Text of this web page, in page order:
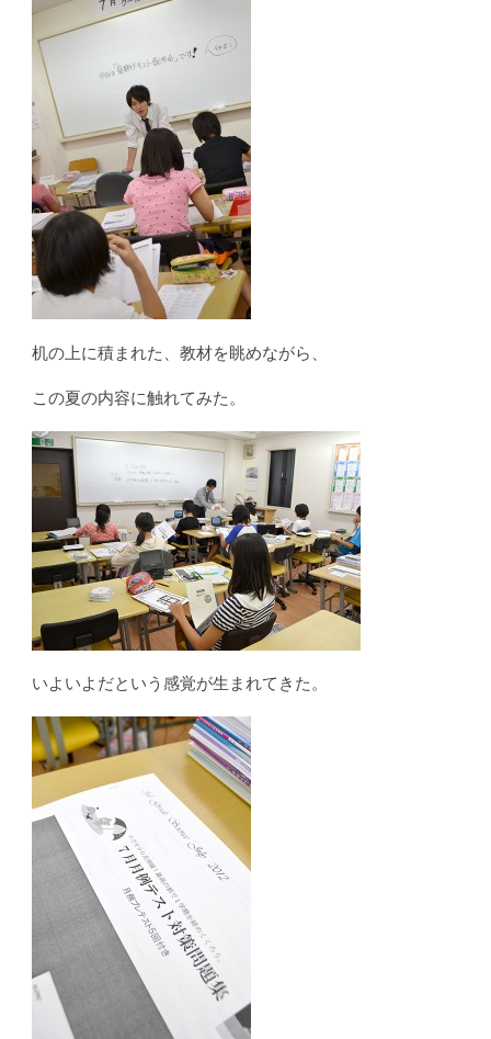
机の上に積まれた、教材を眺めながら、
この夏の内容に触れてみた。
いよいよだという感覚が生まれてきた。